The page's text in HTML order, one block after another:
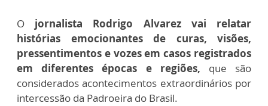
O jornalista Rodrigo Alvarez vai relatar
histórias emocionantes de curas, visões,
pressentimentos e vozes em casos registrados
em diferentes épocas e regiões, que são
considerados acontecimentos extraordinários por
intercessão da Padroeira do Brasil.